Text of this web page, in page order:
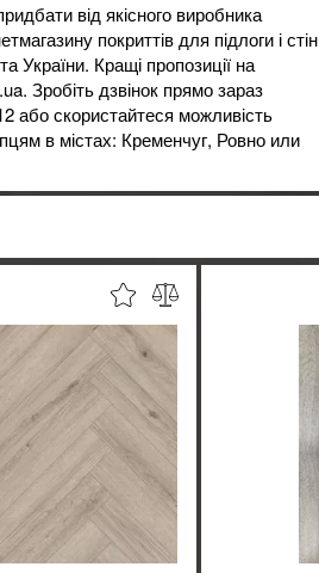
від якісного виробника
магазину покриттів для підлоги і стін
Кращі пропозиції на
Зробіть дзвінок прямо зараз
або скористайтеся можливість
в містах: Кременчуг, Ровно или